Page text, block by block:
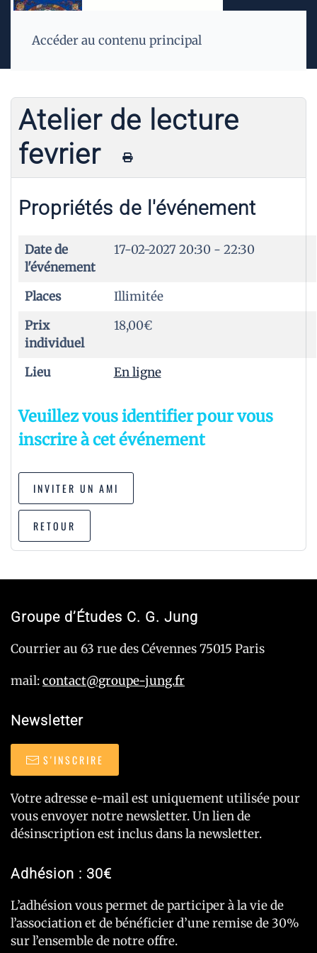
Accéder au contenu principal
Atelier de lecture
fevrier
Propriétés de l'événement
Date de
l'événement
17-02-2027 20:30 - 22:30
Places
Illimitée
Prix
individuel
18,00€
Lieu En ligne
Veuillez vous identifier pour vous
inscrire à cet événement
INVITER UN AMI
RETOUR
Groupe d’Études C. G. Jung
Courrier au 63 rue des Cévennes 75015 Paris
mail:contact@groupe-jung.fr
Newsletter
S'INSCRIRE
Votre adresse e-mail est uniquement utilisée pour
vous envoyer notre newsletter. Un lien de
désinscription est inclus dans la newsletter.
Adhésion : 30€
L’adhésion vous permet de participer à la vie de
l’association et de bénéficier d’une remise de 30%
sur l’ensemble de notre offre.